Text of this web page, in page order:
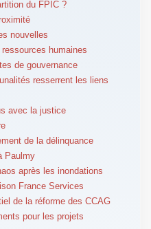
du FPIC ?
nouvelles
humaines
de gouvernance
resserrent les liens
avec la justice
de la délinquance
Paulmy
après les inondations
France Services
de la réforme des CCAG
pour les projets